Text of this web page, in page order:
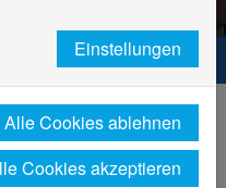
Niederrhein. Dein Weg.
Studienberatung
Einstellungen
Alle Cookies ablehnen
Cookies akzeptieren